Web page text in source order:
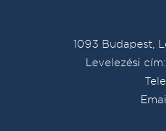
1093 Budapest,
Levelezési